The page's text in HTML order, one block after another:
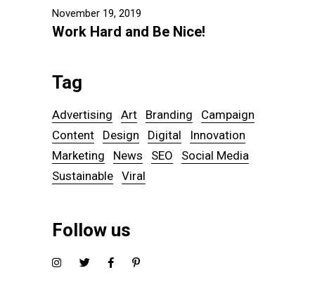
November 19, 2019
Work Hard and Be Nice!
Tag
Advertising Art Branding
Campaign
Content
Design Digital
Innovation
Marketing
News SEO
Social Media
Sustainable Viral
Follow us